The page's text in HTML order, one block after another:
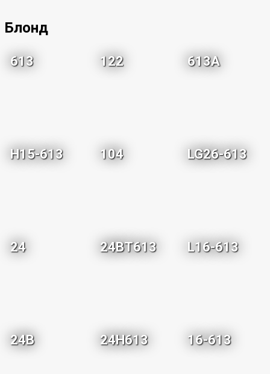
Блонд
613 122 613A
H15-613 104 LG26-613
24 24BT613 L16-613
24B 24H613 16-613